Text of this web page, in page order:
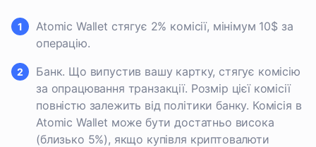
Atomic Wallet стягує 2% комісії, мінімум 10$ за
операцію.
Банк. Що випустив вашу картку, стягує комісію
за опрацювання транзакції. Розмір цієї комісії
повністю залежить від політики банку. Комісія в
Atomic Wallet може бути достатньо висока
(близько 5%), якщо купівля криптовалюти